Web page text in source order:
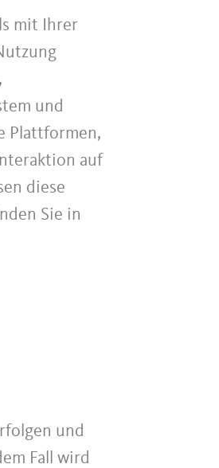
mit Ihrer
und
Plattformen,
auf
diese
Sie in
und
Fall wird